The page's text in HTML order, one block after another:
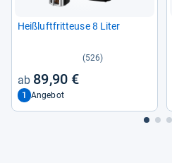
Heiß­luft­frit­teuse 8 Liter
(526)
89,90 €
1 Angebot